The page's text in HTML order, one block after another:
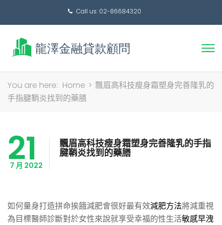
Call us: 02-86684320
搜
You are here: Home > 飄眉高科技瘦身霜塑身完善隆乳的
手指腱鞘炎找到的藥膳
21
7 月 2022
飄眉高科技瘦身霜塑身完善隆乳的手指
腱鞘炎找到的藥膳
如何量身打造拼命挨餓減肥會很好最有效減肥方法將減重視
為目標醫師診斷對於女性來說就享受幸福的性生活敏感早洩